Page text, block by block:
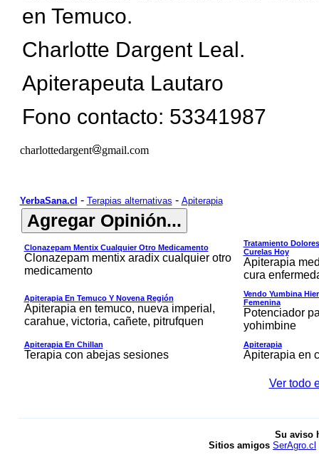
en Temuco.
Charlotte Dargent Leal.
Apiterapeuta Lautaro
Fono contacto: 53341987
charlottedargent gmail.com
YerbaSana.cl - Terapias alternativas - Apiterapia
Clonazepam Mentix Cualquier Otro Medicamento
Clonazepam mentix aradix cualquier otro
medicamento
Tratamiento
Curelas Hoy
Apiterapia
cura
Apiterapia En Temuco Y Novena Región
Apiterapia en temuco, nueva imperial,
carahue, victoria, cañete, pitrufquen
Vendo Yumbina
Femenina
Potenciador
yohimbine
Apiterapia En Chillan
Terapia con abejas sesiones
Apiterapia
Apiterapia en
Ver todo
Su aviso
Sitios amigos SerAgro.cl